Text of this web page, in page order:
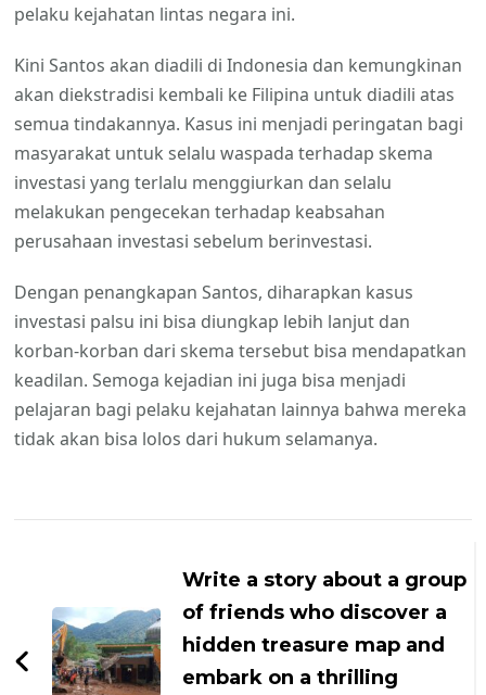
pelaku kejahatan lintas negara ini.
Kini Santos akan diadili di Indonesia dan kemungkinan
akan diekstradisi kembali ke Filipina untuk diadili atas
semua tindakannya. Kasus ini menjadi peringatan bagi
masyarakat untuk selalu waspada terhadap skema
investasi yang terlalu menggiurkan dan selalu
melakukan pengecekan terhadap keabsahan
perusahaan investasi sebelum berinvestasi.
Dengan penangkapan Santos, diharapkan kasus
investasi palsu ini bisa diungkap lebih lanjut dan
korban-korban dari skema tersebut bisa mendapatkan
keadilan. Semoga kejadian ini juga bisa menjadi
pelajaran bagi pelaku kejahatan lainnya bahwa mereka
tidak akan bisa lolos dari hukum selamanya.
Write a story about a group
of friends who discover a
hidden treasure map and
embark on a thrilling